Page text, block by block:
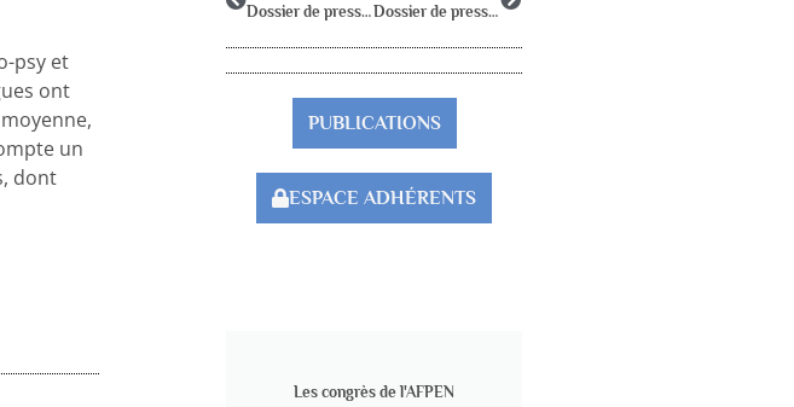
psy et
ont
un
dont
Dossier de presse : Rôle dans le domaine du handicap Dossier de presse : Psychologues et echec scolaire
PUBLICATIONS
ESPACE ADHÉRENTS
Les congrès de l'AFPEN